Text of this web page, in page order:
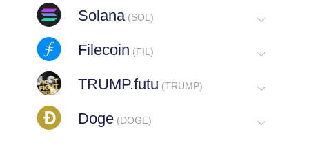
Solana (SOL)
Filecoin (FIL)
TRUMP.futu (TRUMP)
Doge (DOGE)